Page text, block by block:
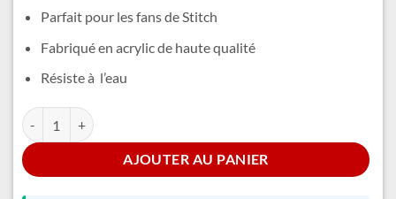
Parfait pour les fans de Stitch
Fabriqué en acrylic de haute qualité
Résiste à l’eau
quantité de Bague Stitch Enfant
AJOUTER AU PANIER
Alternative: